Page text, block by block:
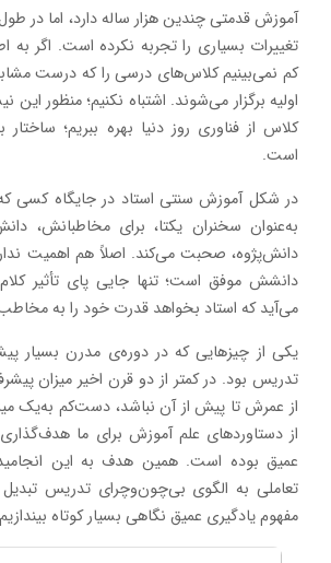
آموزش قدمتی چندین هزار ساله دارد، اما در
تغییرات بسیاری را تجربه نکرده است. اگر به
کم نمی‌بینیم کلاس‌های درسی را که درست
اولیه برگزار می‌شوند. اشتباه نکنیم؛ منظور این
کلاس از فناوری روز دنیا بهره ببریم؛
است.
در شکل آموزش سنتی استاد در جایگاه کسی که
به‌عنوان سخنران یکتا، برای مخاطبانش،
دانش‌پژوه، صحبت می‌کند. اصلاً هم اهمیت
دانشش موفق است؛ تنها جایی پای تأثیر
می‌آید که استاد بخواهد قدرت خود را به
یکی از چیزهایی که در دوره‌ی مدرن بسیار
تدریس بود. در کمتر از دو قرن اخیر میزان
از عمرش تا پیش از آن نباشد، دست‌کم به‌یک
از دستاوردهای علم آموزش برای ما
عمیق بوده است. همین هدف به این
تعاملی به الگوی بی‌چون‌وچرای تدریس
مفهوم یادگیری عمیق نگاهی بسیار کوتاه